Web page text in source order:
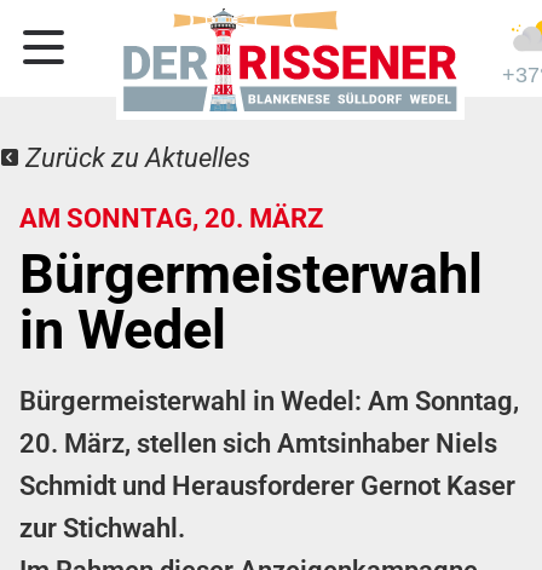
Zurück zu Aktuelles
AM SONNTAG, 20. MÄRZ
Bürgermeisterwahl
in Wedel
Bürgermeisterwahl in Wedel: Am Sonntag,
20. März, stellen sich Amtsinhaber Niels
Schmidt und Herausforderer Gernot Kaser
zur Stichwahl.